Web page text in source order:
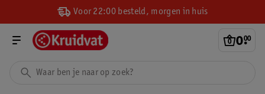
Voor 22:00 besteld, morgen in huis
0.
00